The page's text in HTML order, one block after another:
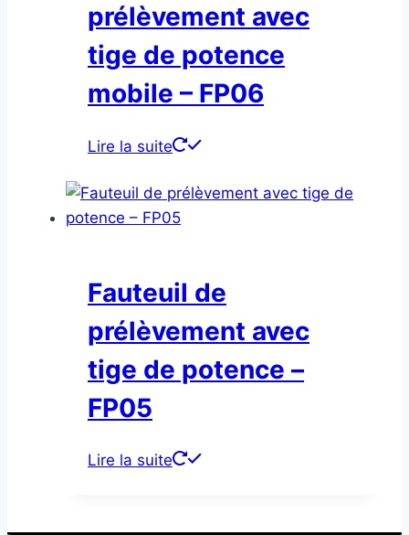
prélèvement avec
tige de potence
mobile – FP06
Lire la suite
Fauteuil de
prélèvement avec
tige de potence –
FP05
Lire la suite